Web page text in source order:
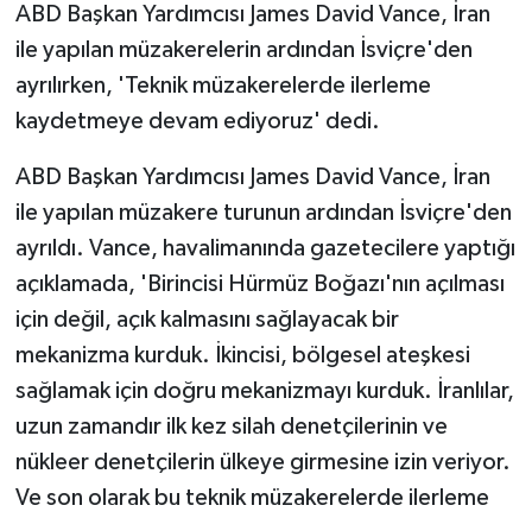
ABD Başkan Yardımcısı James David Vance, İran
ile yapılan müzakerelerin ardından İsviçre'den
ayrılırken, 'Teknik müzakerelerde ilerleme
kaydetmeye devam ediyoruz' dedi.
ABD Başkan Yardımcısı James David Vance, İran
ile yapılan müzakere turunun ardından İsviçre'den
ayrıldı. Vance, havalimanında gazetecilere yaptığı
açıklamada, 'Birincisi Hürmüz Boğazı'nın açılması
için değil, açık kalmasını sağlayacak bir
mekanizma kurduk. İkincisi, bölgesel ateşkesi
sağlamak için doğru mekanizmayı kurduk. İranlılar,
uzun zamandır ilk kez silah denetçilerinin ve
nükleer denetçilerin ülkeye girmesine izin veriyor.
Ve son olarak bu teknik müzakerelerde ilerleme